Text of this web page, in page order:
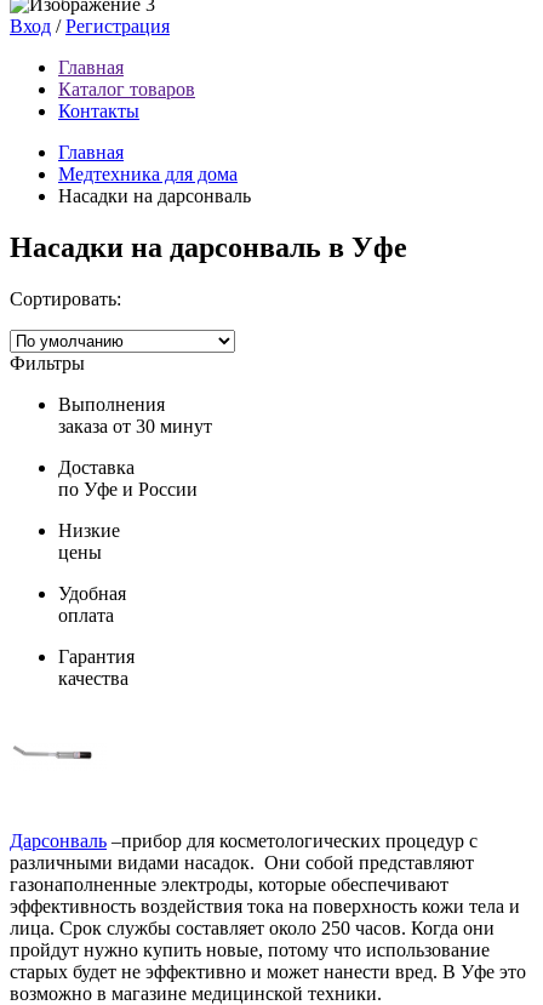
Вход /Регистрация
Главная
Каталог товаров
Контакты
Главная
Медтехника для дома
Насадки на дарсонваль
Насадки на дарсонваль в Уфе
Сортировать:
Фильтры
Выполнения
заказа от 30 минут
Доставка
по Уфе и России
Низкие
цены
Удобная
оплата
Гарантия
качества
Дарсонваль –прибор для косметологических процедур с
различными видами насадок. Они собой представляют
газонаполненные электроды, которые обеспечивают
эффективность воздействия тока на поверхность кожи тела и
лица. Срок службы составляет около 250 часов. Когда они
пройдут нужно купить новые, потому что использование
старых будет не эффективно и может нанести вред. В Уфе это
возможно в магазине медицинской техники.